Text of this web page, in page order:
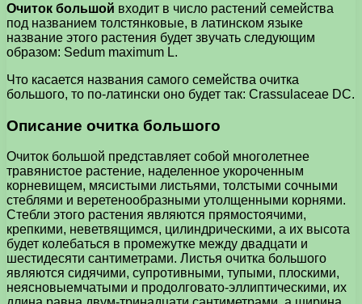
Очиток большой входит в число растений семейства
под названием толстянковые, в латинском языке
название этого растения будет звучать следующим
образом: Sedum maximum L.
Что касается названия самого семейства очитка
большого, то по-латински оно будет так: Crassulaceae DC.
Описание очитка большого
Очиток большой представляет собой многолетнее
травянистое растение, наделенное укороченным
корневищем, мясистыми листьями, толстыми сочными
стеблями и веретенообразными утолщенными корнями.
Стебли этого растения являются прямостоячими,
крепкими, неветвящимся, цилиндрическими, а их высота
будет колебаться в промежутке между двадцати и
шестидесяти сантиметрами. Листья очитка большого
являются сидячими, супротивными, тупыми, плоскими,
неясновыемчатыми и продолговато-эллиптическими, их